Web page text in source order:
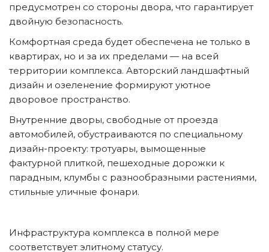
предусмотрен со стороны двора, что гарантирует
двойную безопасность.
Комфортная среда будет обеспечена не только в
квартирах, но и за их пределами — на всей
территории комплекса. Авторский ландшафтный
дизайн и озеленение формируют уютное
дворовое пространство.
Внутренние дворы, свободные от проезда
автомобилей, обустраиваются по специальному
дизайн-проекту: тротуары, вымощенные
фактурной плиткой, пешеходные дорожки к
парадным, клумбы с разнообразными растениями,
стильные уличные фонари.
Инфраструктура комплекса в полной мере
соответствует элитному статусу.